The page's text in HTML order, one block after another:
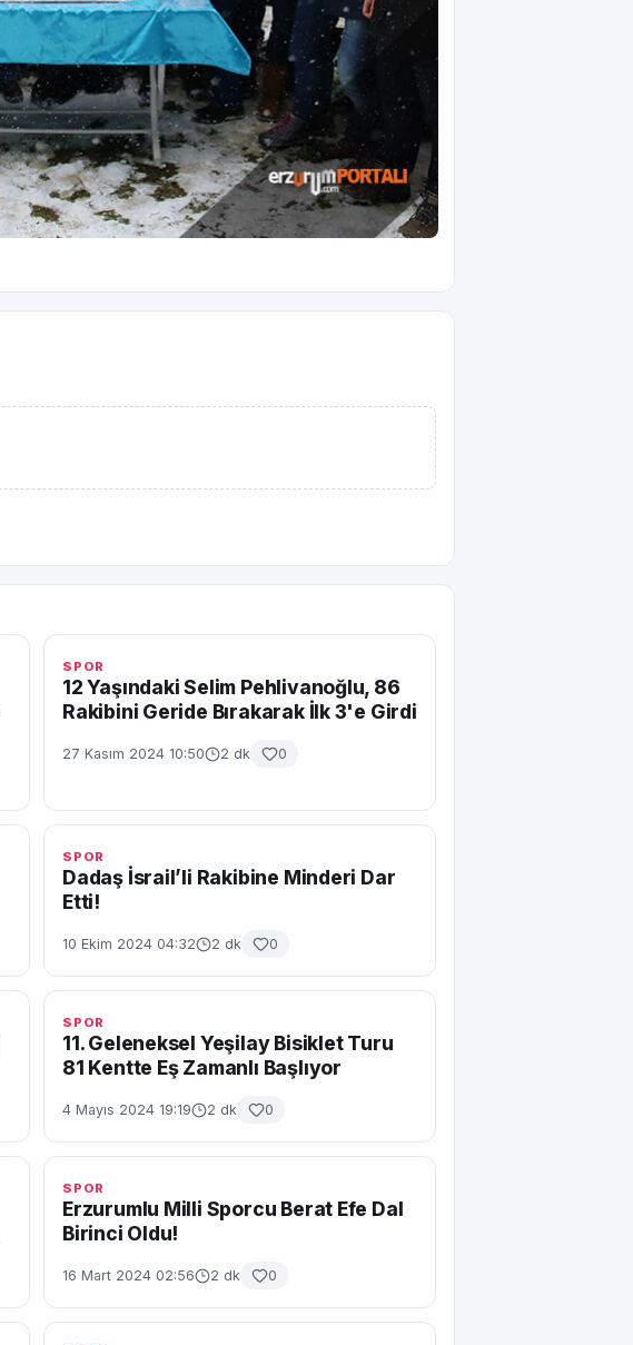
SPOR
12 Yaşındaki Selim Pehlivanoğlu, 86
Rakibini Geride Bırakarak İlk 3'e Girdi
27 Kasım 2024 10:50 2 dk 0
SPOR
Dadaş İsrail’li Rakibine Minderi Dar
Etti!
10 Ekim 2024 04:32 2 dk 0
SPOR
11. Geleneksel Yeşilay Bisiklet Turu
81 Kentte Eş Zamanlı Başlıyor
4 Mayıs 2024 19:19 2 dk 0
SPOR
Erzurumlu Milli Sporcu Berat Efe Dal
Birinci Oldu!
16 Mart 2024 02:56 2 dk 0